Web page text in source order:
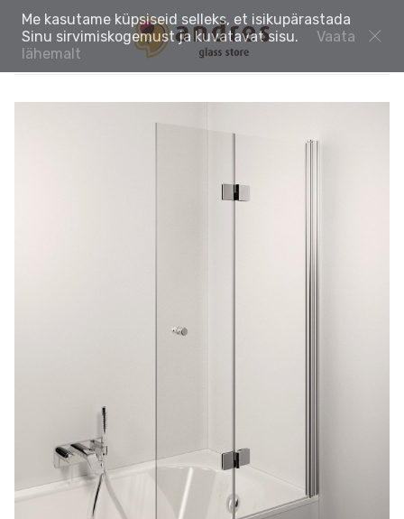
Me kasutame küpsiseid selleks, et isikupärastada
Sinu sirvimiskogemust ja kuvatavat sisu.
Vaata
lähemalt